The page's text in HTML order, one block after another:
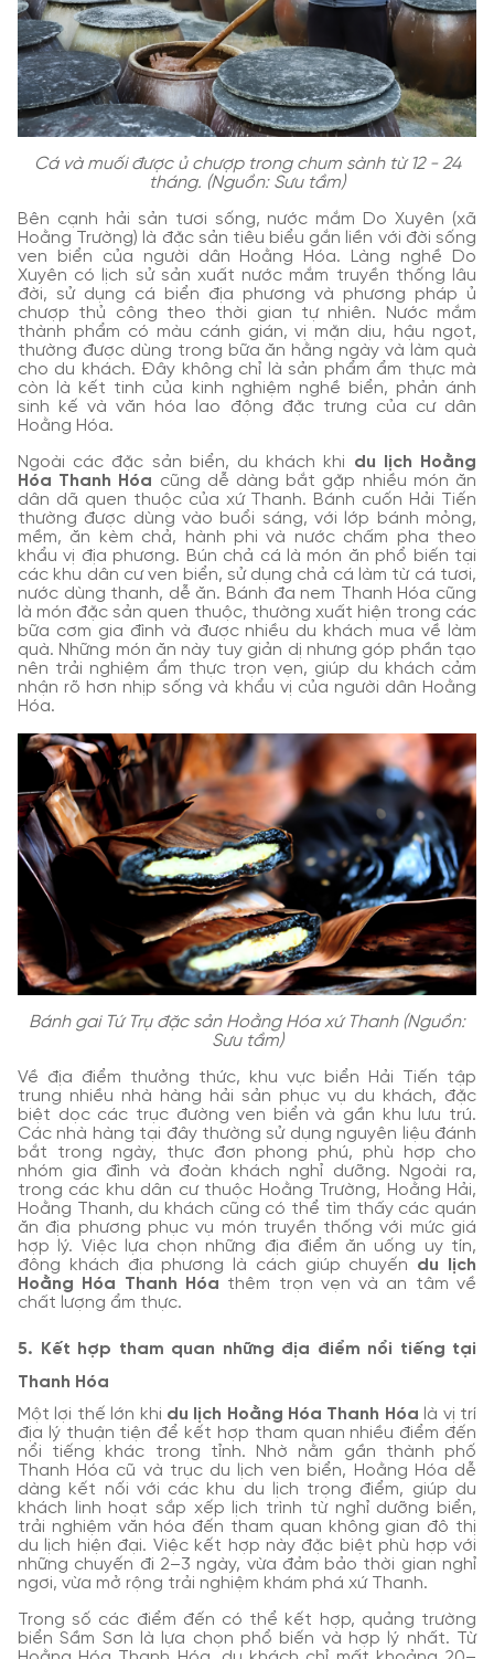
Cá và muối được ủ chượp trong chum sành từ 12 - 24
tháng. (Nguồn: Sưu tầm)
Bên cạnh hải sản tươi sống, nước mắm Do Xuyên (xã
Hoằng Trường) là đặc sản tiêu biểu gắn liền với đời sống
ven biển của người dân Hoằng Hóa. Làng nghề Do
Xuyên có lịch sử sản xuất nước mắm truyền thống lâu
đời, sử dụng cá biển địa phương và phương pháp ủ
chượp thủ công theo thời gian tự nhiên. Nước mắm
thành phẩm có màu cánh gián, vị mặn dịu, hậu ngọt,
thường được dùng trong bữa ăn hằng ngày và làm quà
cho du khách. Đây không chỉ là sản phẩm ẩm thực mà
còn là kết tinh của kinh nghiệm nghề biển, phản ánh
sinh kế và văn hóa lao động đặc trưng của cư dân
Hoằng Hóa.
Ngoài các đặc sản biển, du khách khi du lịch Hoằng
Hóa Thanh Hóa cũng dễ dàng bắt gặp nhiều món ăn
dân dã quen thuộc của xứ Thanh. Bánh cuốn Hải Tiến
thường được dùng vào buổi sáng, với lớp bánh mỏng,
mềm, ăn kèm chả, hành phi và nước chấm pha theo
khẩu vị địa phương. Bún chả cá là món ăn phổ biến tại
các khu dân cư ven biển, sử dụng chả cá làm từ cá tươi,
nước dùng thanh, dễ ăn. Bánh đa nem Thanh Hóa cũng
là món đặc sản quen thuộc, thường xuất hiện trong các
bữa cơm gia đình và được nhiều du khách mua về làm
quà. Những món ăn này tuy giản dị nhưng góp phần tạo
nên trải nghiệm ẩm thực trọn vẹn, giúp du khách cảm
nhận rõ hơn nhịp sống và khẩu vị của người dân Hoằng
Hóa.
Bánh gai Tứ Trụ đặc sản Hoằng Hóa xứ Thanh (Nguồn:
Sưu tầm)
Về địa điểm thưởng thức, khu vực biển Hải Tiến tập
trung nhiều nhà hàng hải sản phục vụ du khách, đặc
biệt dọc các trục đường ven biển và gần khu lưu trú.
Các nhà hàng tại đây thường sử dụng nguyên liệu đánh
bắt trong ngày, thực đơn phong phú, phù hợp cho
nhóm gia đình và đoàn khách nghỉ dưỡng. Ngoài ra,
trong các khu dân cư thuộc Hoằng Trường, Hoằng Hải,
Hoằng Thanh, du khách cũng có thể tìm thấy các quán
ăn địa phương phục vụ món truyền thống với mức giá
hợp lý. Việc lựa chọn những địa điểm ăn uống uy tín,
đông khách địa phương là cách giúp chuyến du lịch
Hoằng Hóa Thanh Hóa thêm trọn vẹn và an tâm về
chất lượng ẩm thực.
5. Kết hợp tham quan những địa điểm nổi tiếng tại
Thanh Hóa
Một lợi thế lớn khi du lịch Hoằng Hóa Thanh Hóa là vị trí
địa lý thuận tiện để kết hợp tham quan nhiều điểm đến
nổi tiếng khác trong tỉnh. Nhờ nằm gần thành phố
Thanh Hóa cũ và trục du lịch ven biển, Hoằng Hóa dễ
dàng kết nối với các khu du lịch trọng điểm, giúp du
khách linh hoạt sắp xếp lịch trình từ nghỉ dưỡng biển,
trải nghiệm văn hóa đến tham quan không gian đô thị
du lịch hiện đại. Việc kết hợp này đặc biệt phù hợp với
những chuyến đi 2–3 ngày, vừa đảm bảo thời gian nghỉ
ngơi, vừa mở rộng trải nghiệm khám phá xứ Thanh.
Trong số các điểm đến có thể kết hợp, quảng trường
biển Sầm Sơn là lựa chọn phổ biến và hợp lý nhất. Từ